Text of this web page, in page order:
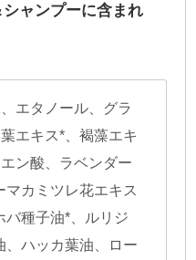
ャンプーに含まれ
エタノール、グラ
エキス*、褐藻エキ
ン酸、ラベンダー
カミツレ花エキス
バ種子油*、ルリジ
、ハッカ葉油、ロー